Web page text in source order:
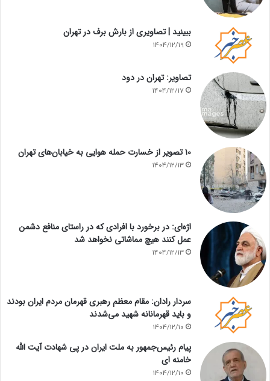
ببینید | تصاویری از بارش برف در تهران
1404/12/19
تصاویر: تهران در دود
1404/12/17
۱۰ تصویر از خسارت حمله هوایی به خیابان‌های تهران
1404/12/13
اژه‌ای: در برخورد با افرادی که در راستای منافع دشمن
عمل کنند هیچ مماشاتی نخواهد شد
1404/12/13
سردار رادان: مقام معظم رهبری قهرمان مردم ایران بودند
و باید قهرمانانه شهید می‌شدند
1404/12/10
پیام رئیس‌جمهور به ملت ایران در پی شهادت آیت الله
خامنه ای
1404/12/10